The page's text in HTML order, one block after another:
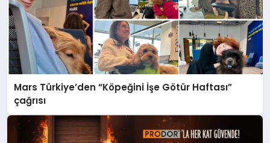
Mars Türkiye’den “Köpeğini İşe Götür Haftası”
çağrısı